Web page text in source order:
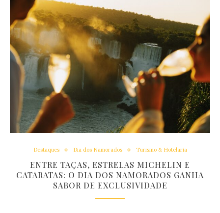
Destaques Dia dos Namorados Turismo & Hotelaria
ENTRE TAÇAS, ESTRELAS MICHELIN E
CATARATAS: O DIA DOS NAMORADOS GANHA
SABOR DE EXCLUSIVIDADE